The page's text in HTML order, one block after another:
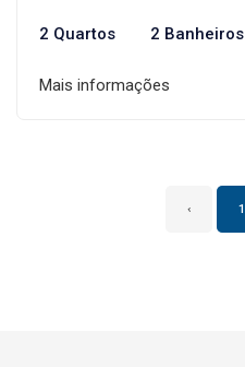
2 Quartos 2 Banheiros
Mais informações
‹ 1